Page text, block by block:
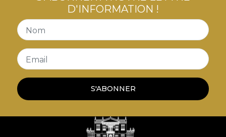
D'INFORMATION !
Nom
Email
S'ABONNER